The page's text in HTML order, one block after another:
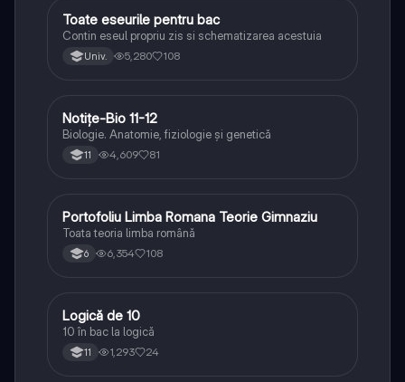
Limba și literatura română
Toate eseurile pentru bac
Contin eseul propriu zis si schematizarea acestuia
Univ. 5,280 108
Biologie
Notițe-Bio 11-12
Biologie. Anatomie, fiziologie și genetică
11 4,609 81
Limba și literatura română
Portofoliu Limba Romana Teorie Gimnaziu
Toata teoria limba română
6 6,354 108
Logică
Logică de 10
10 în bac la logică
11 1,293 24